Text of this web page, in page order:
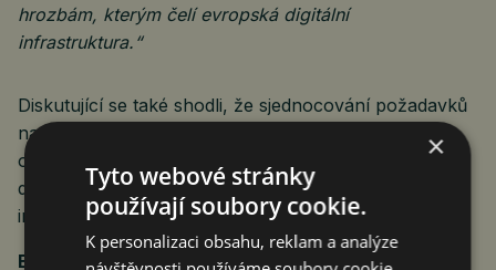
hrozbám, kterým čelí evropská digitální
infrastruktura.“
Diskutující se také shodli, že sjednocování požadavků
na kybernetickou odolnost zařízení i větší zapojení
odborníků do tvorby mezinárodních norem bude
důležité pro bezpečnější fungování digitální
infrastruktury v Evropě.
BIM změní fungování stavebnictví
×
Tyto webové stránky
používají soubory cookie.
K personalizaci obsahu, reklam a analýze